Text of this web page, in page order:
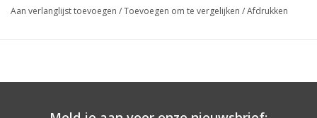
Aan verlanglijst toevoegen /Toevoegen om te vergelijken /Afdrukken